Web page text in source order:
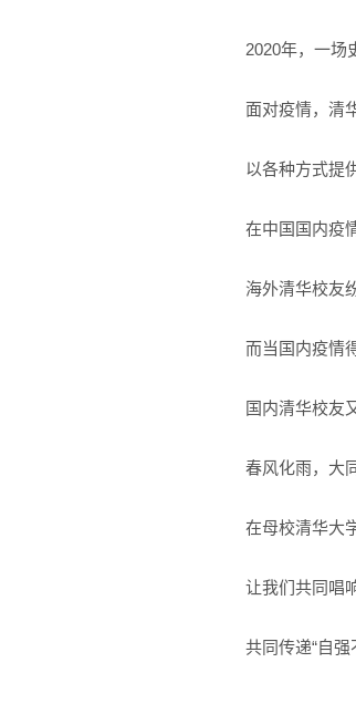
2020年，一场
面对疫情，清
以各种方式提
在中国国内疫
海外清华校友
而当国内疫情
国内清华校友
春风化雨，大
在母校清华大
让我们共同唱
共同传递“自强